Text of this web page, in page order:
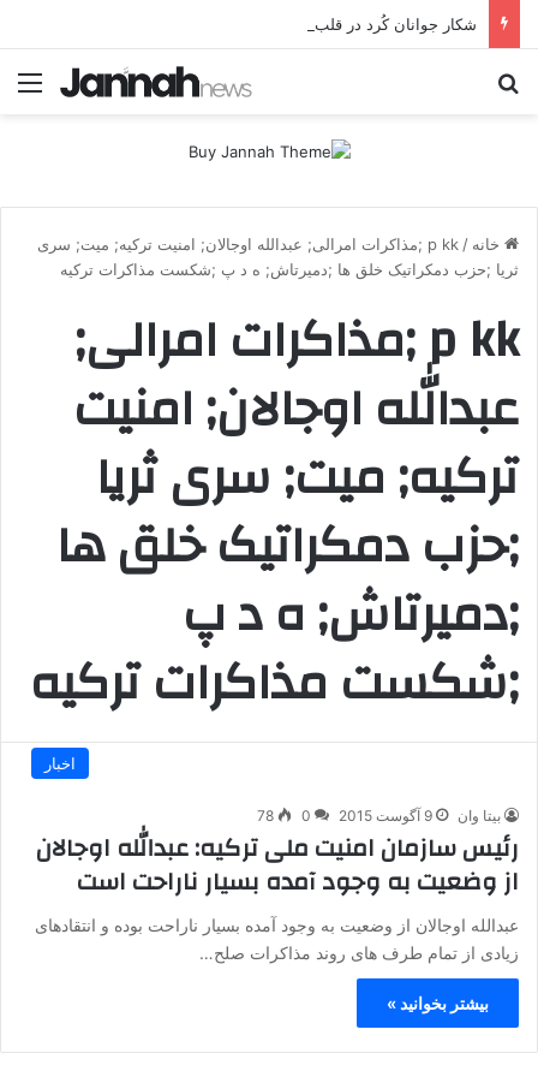
خانه /
p kk ;مذاکرات امرالی; عبدالله اوجالان; امنیت ترکیه; میت; سری
ثریا ;حزب دمکراتیک خلق ها ;دمیرتاش; ه د پ ;شکست مذاکرات ترکیه
p kk ;مذاکرات امرالی;
عبدالله اوجالان; امنیت
ترکیه; میت; سری ثریا
;حزب دمکراتیک خلق ها
;دمیرتاش; ه د پ
;شکست مذاکرات ترکیه
اخبار
بیتا وان 9 آگوست 2015 0
78
رئیس سازمان امنیت ملی ترکیه: عبدالله اوجالان
از وضعیت به وجود آمده بسیار ناراحت است
عبدالله اوجالان از وضعیت به وجود آمده بسیار ناراحت بوده و انتقادهای
زیادی از تمام طرف های روند مذاکرات صلح…
بیشتر بخوانید »